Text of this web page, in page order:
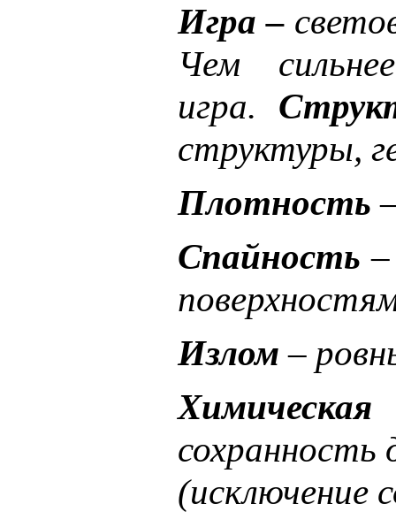
Игра –
Чем
игра.
структуры,
Плотность
Спайность
Излом –
сохранность
(исключение